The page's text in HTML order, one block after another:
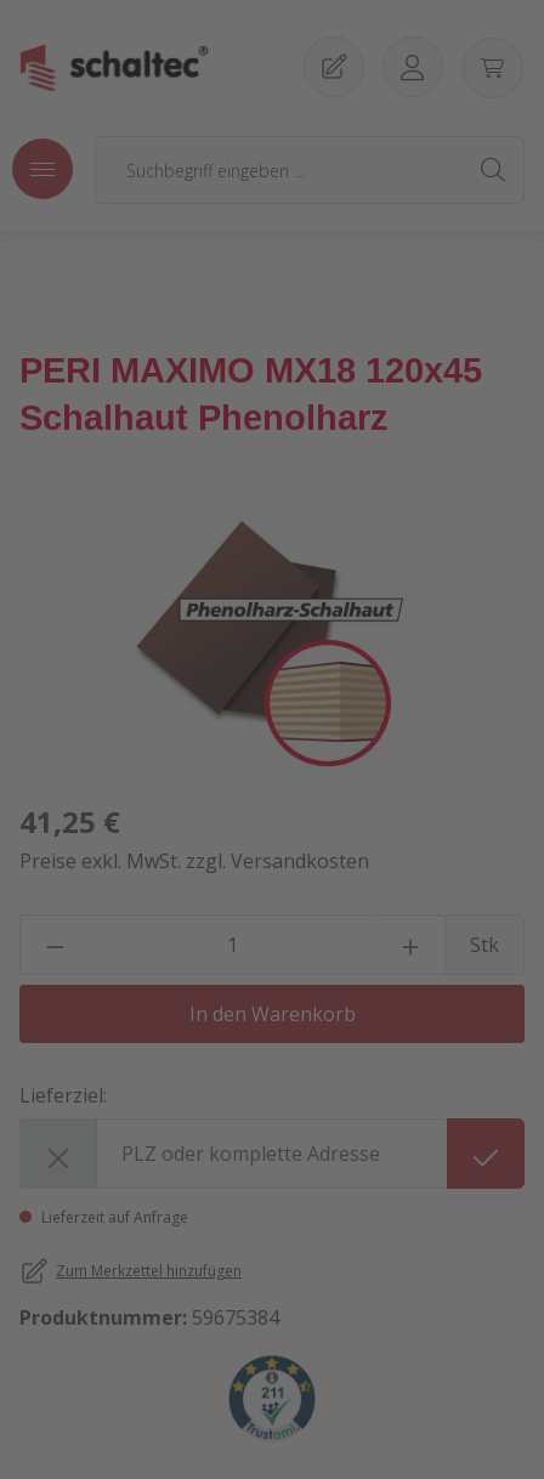
PERI MAXIMO MX18 120x45
Schalhaut Phenolharz
Bildergalerie überspringen
41,25 €
Preise exkl. MwSt. zzgl. Versandkosten
Stk
In den Warenkorb
Lieferziel:
Lieferzeit auf Anfrage
Zum Merkzettel hinzufügen
Produktnummer: 59675384